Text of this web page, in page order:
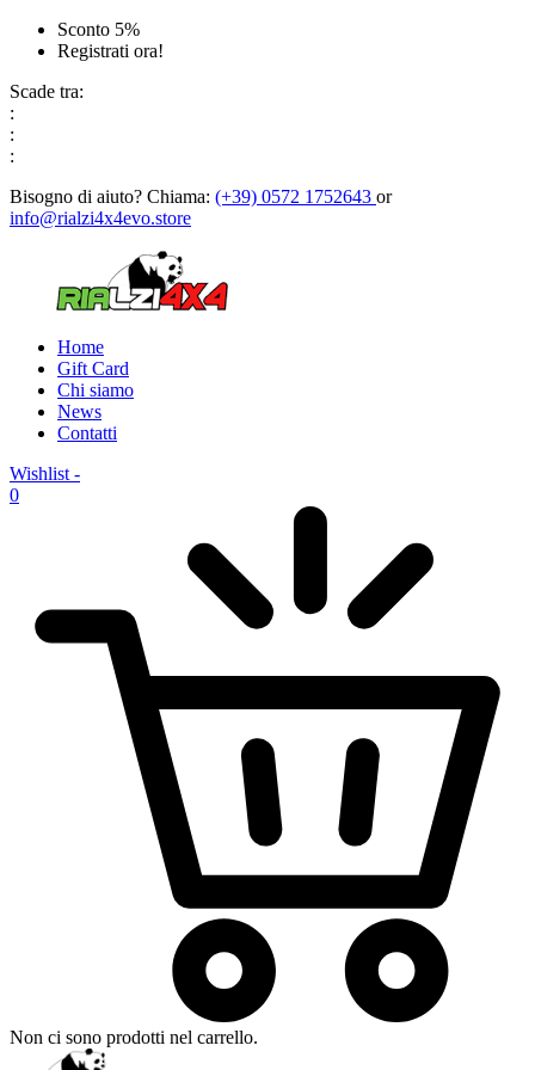
Sconto 5%
Registrati ora!
Scade tra:
:
:
:
Bisogno di aiuto? Chiama: (+39) 0572 1752643 or
info@rialzi4x4evo.store
Home
Gift Card
Chi siamo
News
Contatti
Wishlist -
0
Non ci sono prodotti nel carrello.